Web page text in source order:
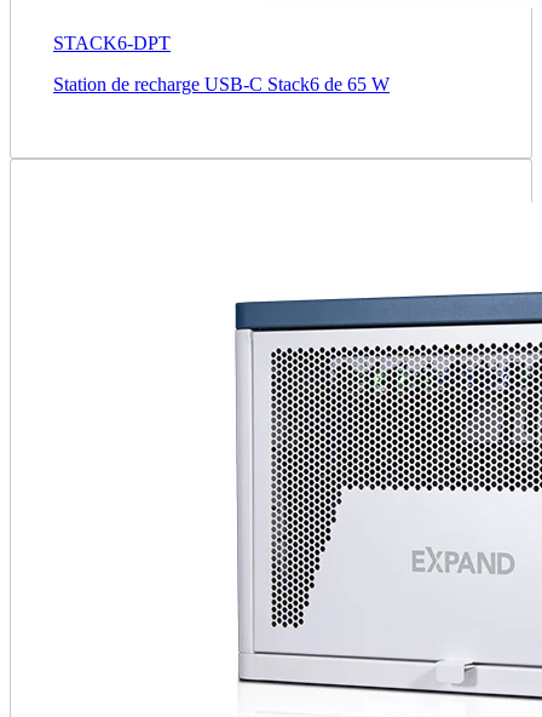
STACK6-DPT
Station de recharge USB-C Stack6 de 65 W